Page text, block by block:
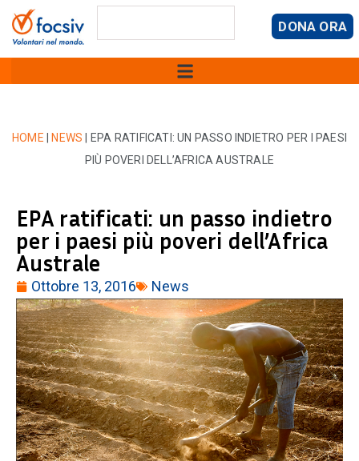
DONA ORA
HOME NEWS
EPA RATIFICATI: UN PASSO INDIETRO PER I PAESI
PIÙ POVERI DELL’AFRICA AUSTRALE
EPA ratificati: un passo indietro
per i paesi più poveri dell’Africa
Australe
Ottobre 13, 2016 News